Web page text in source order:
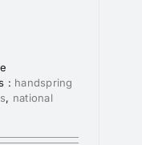
: handspring
, national